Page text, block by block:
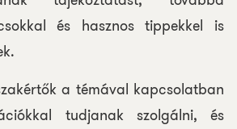
és hasznos tippekkel is
a témával kapcsolatban
tudjanak szolgálni, és